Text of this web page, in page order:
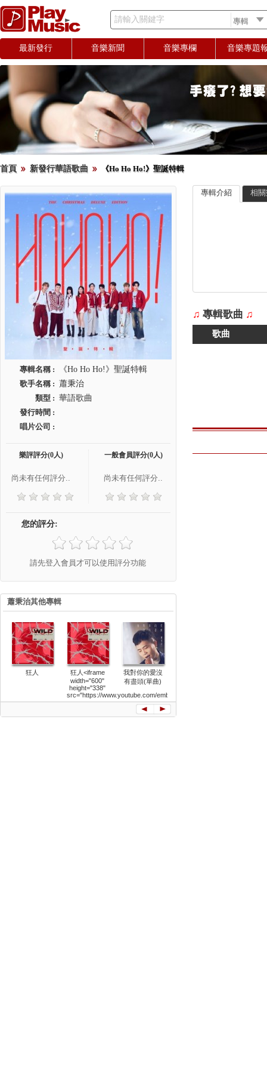
請輸入關鍵字
最新發行 音樂新聞 音樂專欄 音樂專題
首頁 新發行華語歌曲 《Ho Ho Ho!》聖誕特輯
專輯名稱 :
《Ho Ho Ho!》聖誕特輯
歌手名稱 : 蕭秉治
類型 : 華語歌曲
發行時間 :
唱片公司 :
樂評評分(0人)
尚未有任何評分..
一般會員評分(0人)
尚未有任何評分..
您的評分:
請先登入會員才可以使用評分功能
蕭秉治其他專輯
狂人
狂人<iframe
width="600"
height="338"
src="https://www.youtube.com/embed/0R
我對你的愛沒
有盡頭(單曲)
專輯介紹 相
♫ 專輯歌曲 ♫
歌曲